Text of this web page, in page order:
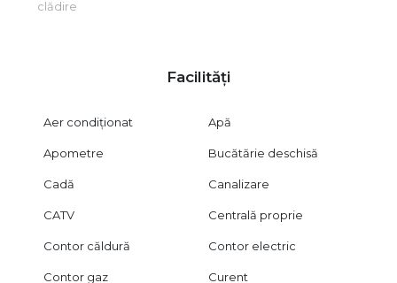
achizitionarea prin credit ipotecar.
clădire
Facilități
Aer condiționat Apă
Apometre Bucătărie deschisă
Cadă Canalizare
CATV Centrală proprie
Contor căldură Contor electric
Contor gaz Curent